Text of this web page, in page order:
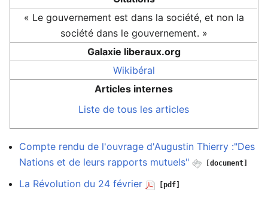
« Le gouvernement est dans la société, et non la
société dans le gouvernement. »
Galaxie liberaux.org
Wikibéral
Articles internes
Liste de tous les articles
Compte rendu de l'ouvrage d'Augustin Thierry :"Des
Nations et de leurs rapports mutuels"
[document]
La Révolution du 24 février [pdf]